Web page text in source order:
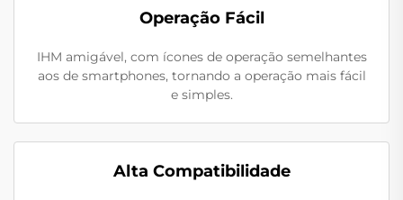
Operação Fácil
IHM amigável, com ícones de operação semelhantes
aos de smartphones, tornando a operação mais fácil
e simples.
Alta Compatibilidade